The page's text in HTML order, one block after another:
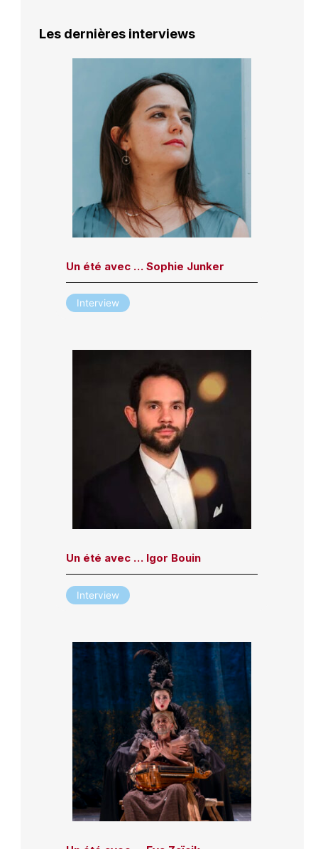
Les dernières interviews
Un été avec … Sophie Junker
Interview
Un été avec … Igor Bouin
Interview